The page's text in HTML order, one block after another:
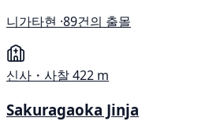
니가타현 ·89건의 출몰
신사・사찰422 m
Sakuragaoka Jinja